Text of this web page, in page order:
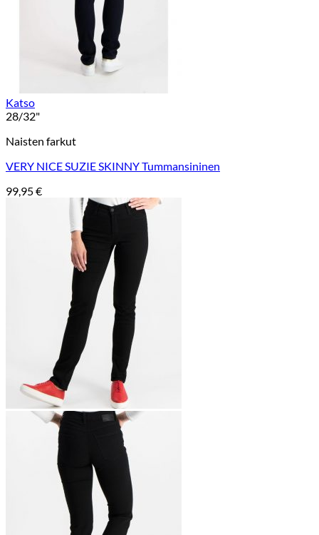
Katso
28/32"
Naisten farkut
VERY NICE SUZIE SKINNY Tummansininen
99,95€